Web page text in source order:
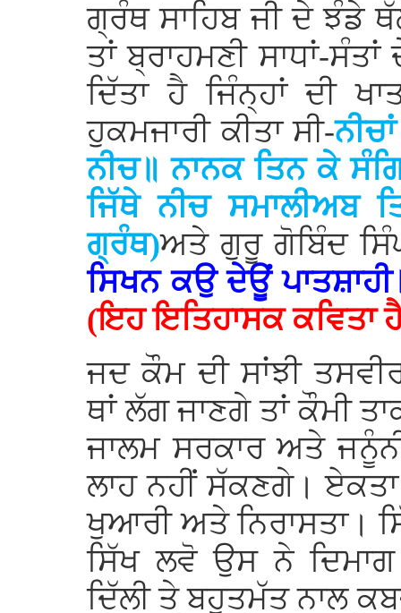
ਗ੍ਰੰਥ ਸਾਹਿਬ ਜੀ ਦੇ ਝੰਡੇ
ਤਾਂ ਬ੍ਰਾਹਮਣੀ ਸਾਧਾਂ-
ਦਿੱਤਾ ਹੈ ਜਿੰਨ੍ਹਾਂ ਦੀ
ਹੁਕਮਜਾਰੀ ਕੀਤਾ ਸੀ-
ਨੀਚ॥ ਨਾਨਕ ਤਿਨ ਕੇ
ਜਿੱਥੇ ਨੀਚ ਸਮਾਲੀਅਬ
ਗ੍ਰੰਥ)ਅਤੇ ਗੁਰੂ ਗੋਬਿੰਦ
ਸਿਖਨ ਕਉ ਦੇਊਂ
(ਇਹ ਇਤਿਹਾਸਕ ਕਵਿਤਾ
ਜਦ ਕੌਮ ਦੀ ਸਾਂਝੀ
ਥਾਂ ਲੱਗ ਜਾਣਗੇ ਤਾਂ ਕੌਮੀ
ਜਾਲਮ ਸਰਕਾਰ ਅਤੇ
ਲਾਹ ਨਹੀਂ ਸੱਕਣਗੇ।
ਖੁਆਰੀ ਅਤੇ ਨਿਰਾਸਤਾ।
ਸਿੱਖ ਲਵੋ ਉਸ ਨੇ
ਦਿੱਲੀ ਤੇ ਬਹੁਤਮੱਤ ਨਾਲ